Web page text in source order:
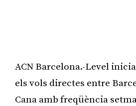
ACN Barcelona.-Level
els vols directes entre
Cana amb freqüència